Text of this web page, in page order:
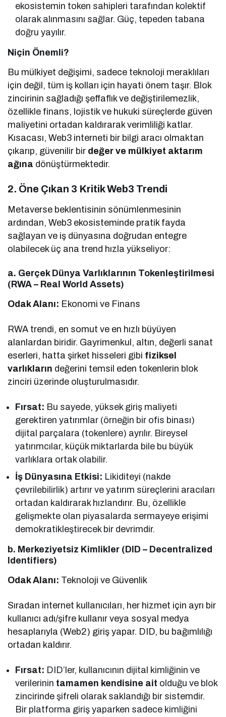
ekosistemin token sahipleri tarafından kolektif
olarak alınmasını sağlar. Güç, tepeden tabana
doğru yayılır.
Niçin Önemli?
Bu mülkiyet değişimi, sadece teknoloji meraklıları
için değil, tüm iş kolları için hayati önem taşır. Blok
zincirinin sağladığı şeffaflık ve değiştirilemezlik,
özellikle finans, lojistik ve hukuki süreçlerde güven
maliyetini ortadan kaldırarak verimliliği katlar.
Kısacası, Web3 interneti bir bilgi aracı olmaktan
çıkarıp, güvenilir bir değer ve mülkiyet aktarım
ağına dönüştürmektedir.
2. Öne Çıkan 3 Kritik Web3 Trendi
Metaverse beklentisinin sönümlenmesinin
ardından, Web3 ekosisteminde pratik fayda
sağlayan ve iş dünyasına doğrudan entegre
olabilecek üç ana trend hızla yükseliyor:
a. Gerçek Dünya Varlıklarının Tokenleştirilmesi
(RWA – Real World Assets)
Odak Alanı: Ekonomi ve Finans
RWA trendi, en somut ve en hızlı büyüyen
alanlardan biridir. Gayrimenkul, altın, değerli sanat
eserleri, hatta şirket hisseleri gibi fiziksel
varlıkların değerini temsil eden tokenlerin blok
zinciri üzerinde oluşturulmasıdır.
Fırsat: Bu sayede, yüksek giriş maliyeti
gerektiren yatırımlar (örneğin bir ofis binası)
dijital parçalara (tokenlere) ayrılır. Bireysel
yatırımcılar, küçük miktarlarda bile bu büyük
varlıklara ortak olabilir.
İş Dünyasına Etkisi: Likiditeyi (nakde
çevrilebilirlik) artırır ve yatırım süreçlerini aracıları
ortadan kaldırarak hızlandırır. Bu, özellikle
gelişmekte olan piyasalarda sermayeye erişimi
demokratikleştirecek bir devrimdir.
b. Merkeziyetsiz Kimlikler (DID – Decentralized
Identifiers)
Odak Alanı: Teknoloji ve Güvenlik
Sıradan internet kullanıcıları, her hizmet için ayrı bir
kullanıcı adı/şifre kullanır veya sosyal medya
hesaplarıyla (Web2) giriş yapar. DID, bu bağımlılığı
ortadan kaldırır.
Fırsat: DID’ler, kullanıcının dijital kimliğinin ve
verilerinin tamamen kendisine ait olduğu ve blok
zincirinde şifreli olarak saklandığı bir sistemdir.
Bir platforma giriş yaparken sadece kimliğini